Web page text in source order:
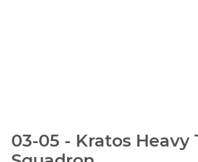
03-05 - Kratos Heavy